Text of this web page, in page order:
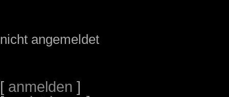
nicht angemeldet
[ anmelden ]